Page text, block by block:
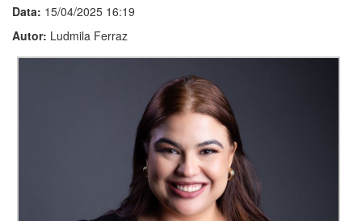
Data: 15/04/2025 16:19
Autor: Ludmila Ferraz